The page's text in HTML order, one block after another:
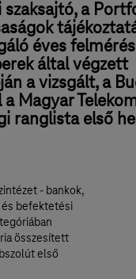
a
éves
által végzett
a vizsgált, a
Magyar
ranglista első
- bankok,
befektetési
összesített
első